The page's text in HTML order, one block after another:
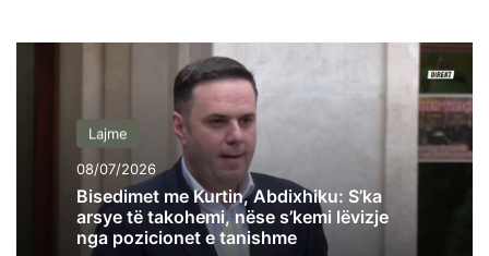
Lajme
08/07/2026
Bisedimet me Kurtin, Abdixhiku: S’ka
arsye të takohemi, nëse s’kemi lëvizje
nga pozicionet e tanishme